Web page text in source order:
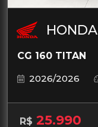
HONDA
CG 160 TITAN
2026/2026
R$ 25.990